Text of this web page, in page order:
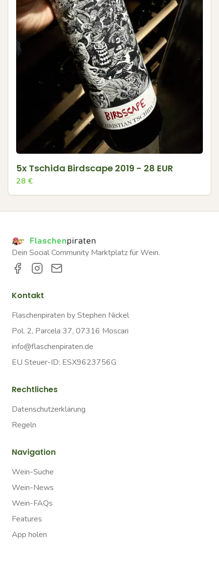
5x Tschida Birdscape 2019 - 28 EUR
28 €
Dein Social Community Marktplatz für Wein.
Kontakt
Flaschenpiraten by Stephen Nickel
Pol. 2, Parcela 37, 07316 Moscari
info@flaschenpiraten.de
EU Steuer-ID: ESX9623756G
Rechtliches
Datenschutzerklärung
Regeln
Navigation
Wein-Suche
Wein-News
Wein-FAQs
Features
App holen